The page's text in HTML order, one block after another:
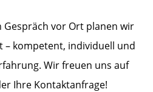
vor Ort planen wir
– kompetent, individuell und
Wir freuen uns auf
Ihre Kontaktanfrage!